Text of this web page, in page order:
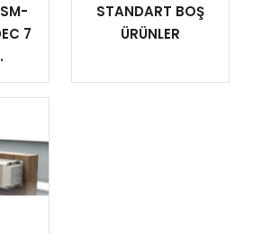
7
STANDART BOŞ
ÜRÜNLER